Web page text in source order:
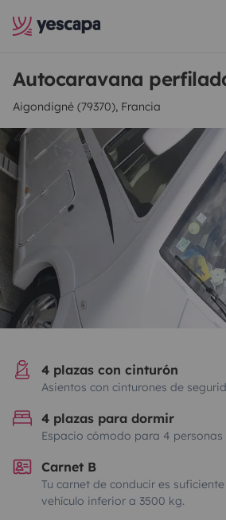
Autocaravana
Aigondigné (79370), Francia
4 plazas con cinturón
Asientos con cinturones de
4 plazas para dormir
Espacio cómodo para 4 personas
Carnet B
Tu carnet de conducir es
vehículo inferior a 3500 kg.